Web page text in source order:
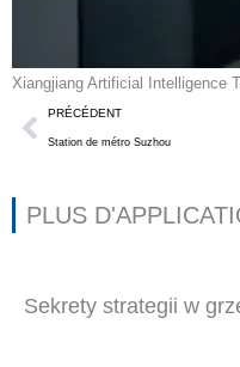
Xiangjiang Artificial Intelligence
Précédent
PRÉCÉDENT
Station de métro Suzhou
PLUS
Sekrety strategii w